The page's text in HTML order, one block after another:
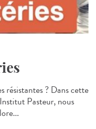
résistantes ? Dans cette
Pasteur, nous